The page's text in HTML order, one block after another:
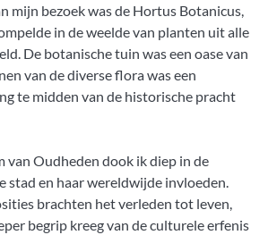
mijn bezoek was de Hortus Botanicus,
in de weelde van planten uit alle
De botanische tuin was een oase van
van de diverse flora was een
te midden van de historische pracht
van Oudheden dook ik diep in de
stad en haar wereldwijde invloeden.
brachten het verleden tot leven,
begrip kreeg van de culturele erfenis